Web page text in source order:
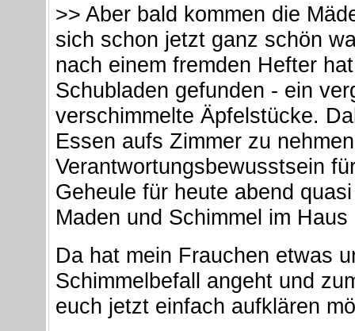
>> Aber bald kommen die
sich schon jetzt ganz schön
nach einem fremden Hefter
Schubladen gefunden - ein
verschimmelte Äpfelstücke.
Essen aufs Zimmer zu
Verantwortungsbewusstsein
Geheule für heute abend
Maden und Schimmel im Haus
Da hat mein Frauchen etwas
Schimmelbefall angeht und
euch jetzt einfach aufklären